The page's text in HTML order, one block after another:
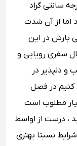
آذر میانگین دمای هوا به 31 درجه سانتی گراد
اما از آن شدت
بارش در این
سفری رویایی و
و دلپذیر در
کنیم در فصل
مطلوب است
، درست از اواسط
نسبتا بهتری